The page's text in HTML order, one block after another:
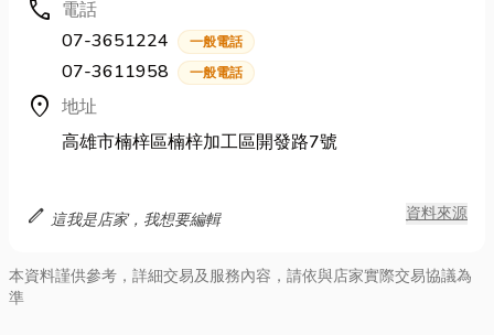
call 電話
07-3651224
一般電話
07-3611958 一般電話
location_on 地址
高雄市楠梓區楠梓加工區開發路7號
edit 這我是店家，我想要編輯 資料來源
本資料謹供參考，詳細交易及服務內容，請依與店家實際交易協議為
準